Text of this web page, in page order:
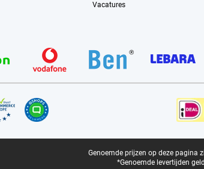
Vacatures
Genoemde prijzen op deze pagina
*Genoemde levertijden